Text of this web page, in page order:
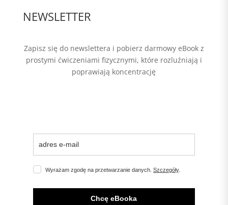
NEWSLETTER
Zapisz się do newslettera i pobierz darmowy eBook z
prostymi ćwiczeniami fizycznymi, które rozluźniają i
poprawiają koncentrację
Wyrażam zgodę na przetwarzanie danych. Szczegóły.
Chcę eBooka